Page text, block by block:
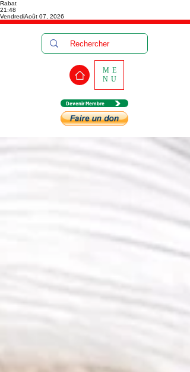
Rabat
21:48
VendrediAoût 07, 2026
Devenir Membre
ME
NU